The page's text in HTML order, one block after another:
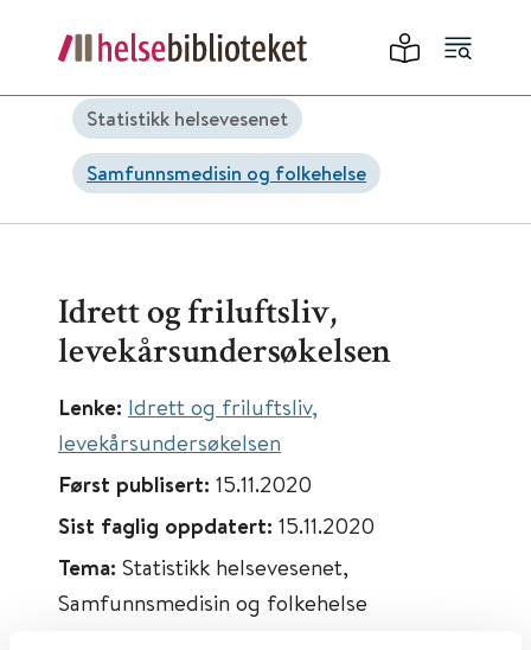
Statistikk helsevesenet
Samfunnsmedisin og folkehelse
Idrett og friluftsliv,
levekårsundersøkelsen
Lenke: Idrett og friluftsliv,
levekårsundersøkelsen
Først publisert: 15.11.2020
Sist faglig oppdatert: 15.11.2020
Tema: Statistikk helsevesenet,
Samfunnsmedisin og folkehelse